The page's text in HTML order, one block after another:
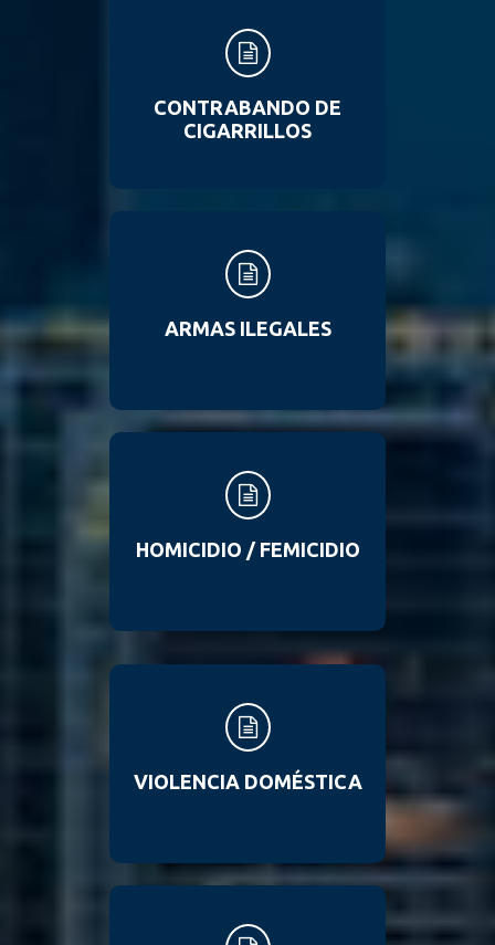
CONTRABANDO DE
CIGARRILLOS
ARMAS ILEGALES
HOMICIDIO / FEMICIDIO
VIOLENCIA DOMÉSTICA